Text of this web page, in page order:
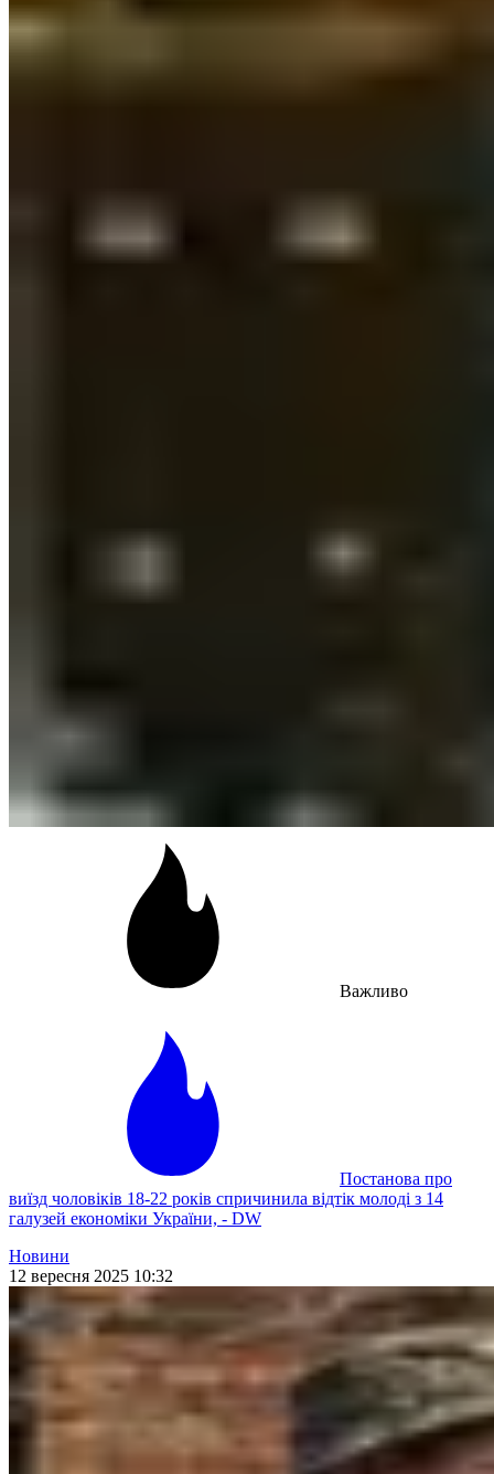
Важливо
Постанова про
виїзд чоловіків 18-22 років спричинила відтік молоді з 14
галузей економіки України, - DW
Новини
12 вересня 2025 10:32